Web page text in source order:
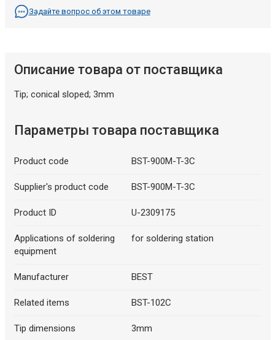
Задайте вопрос об этом товаре
Описание товара от поставщика
Tip; conical sloped; 3mm
Параметры товара поставщика
Product code BST-900M-T-3C
Supplier's product code BST-900M-T-3C
Product ID U-2309175
Applications of soldering
equipment
for soldering station
Manufacturer BEST
Related items BST-102C
Tip dimensions 3mm